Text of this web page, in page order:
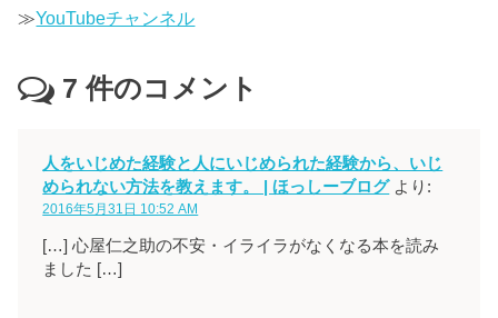
≫YouTubeチャンネル
7 件のコメント
人をいじめた経験と人にいじめられた経験から、いじ
められない方法を教えます。 | ほっしーブログ より:
2016年5月31日 10:52 AM
[…] 心屋仁之助の不安・イライラがなくなる本を読み
ました […]